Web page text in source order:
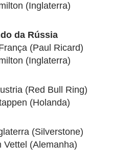
(Inglaterra)
da Rússia
(Paul Ricard)
(Inglaterra)
(Red Bull Ring)
(Holanda)
(Silverstone)
Vettel (Alemanha)